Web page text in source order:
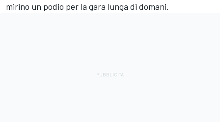
mirino un podio per la gara lunga di domani.